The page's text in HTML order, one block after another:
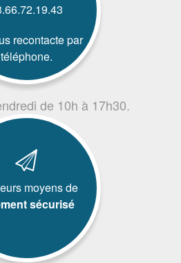
recontacte par
téléphone.
de 10h à 17h30.
moyens de
sécurisé